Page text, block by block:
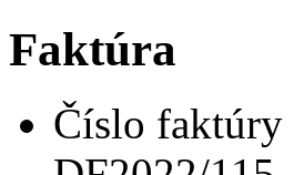
Faktúra
Číslo faktúry